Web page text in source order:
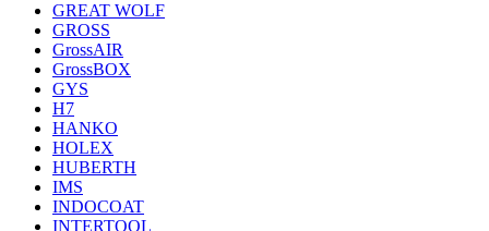
GREAT WOLF
GROSS
GrossAIR
GrossBOX
GYS
H7
HANKO
HOLEX
HUBERTH
IMS
INDOCOAT
INTERTOOL